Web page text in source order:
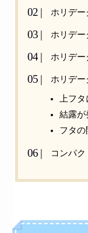
ホリデー
ホリデ
ホリデー
ホリデー
上フタ
結露が
フタの
コンパク